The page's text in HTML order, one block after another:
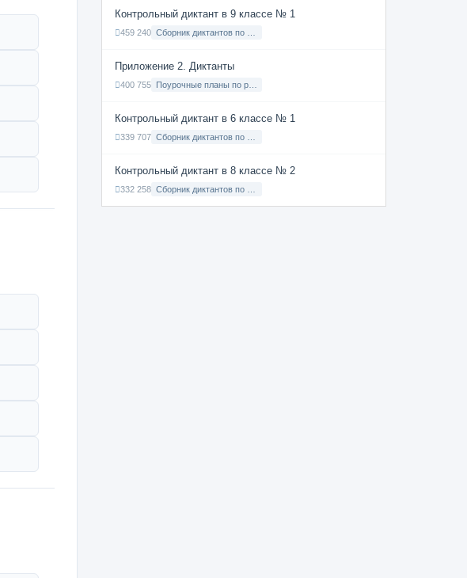
Контрольный диктант в 9 классе № 1
459 240
Приложение 2. Диктанты
400 755
Контрольный диктант в 6 классе № 1
339 707
Контрольный диктант в 8 классе № 2
332 258